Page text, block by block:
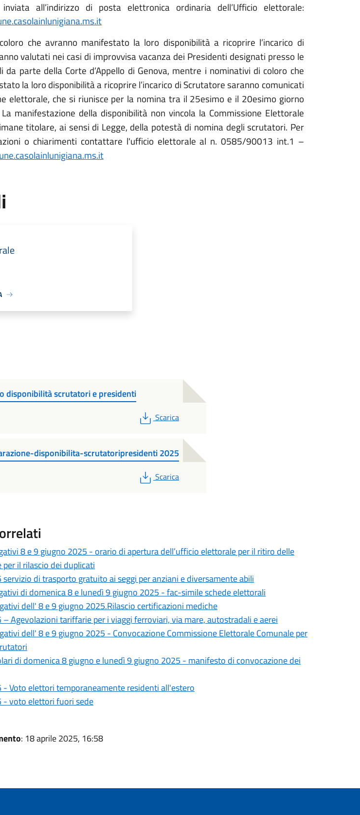
all’indirizzo di posta elettronica ordinaria dell’Ufficio elettorale:
che avranno manifestato la loro disponibilità a ricoprire l’incarico di
valutati nei casi di improvvisa vacanza dei Presidenti designati presso le
da parte della Corte d’Appello di Genova, mentre i nominativi di coloro che
la loro disponibilità a ricoprire l’incarico di Scrutatore saranno comunicati
elettorale, che si riunisce per la nomina tra il 25esimo e il 20esimo giorno
manifestazione della disponibilità non vincola la Commissione Elettorale
titolare, ai sensi di Legge, della potestà di nomina degli scrutatori. Per
o chiarimenti contattare l'ufficio elettorale al n. 0585/90013 int.1 –
disponibilità scrutatori e presidenti
PDF
Scarica
disponibilita-scrutatoripresidenti 2025
PDF
Scarica
8 e 9 giugno 2025 - orario di apertura dell’ufficio elettorale per il ritiro delle
il rilascio dei duplicati
di trasporto gratuito ai seggi per anziani e diversamente abili
di domenica 8 e lunedì 9 giugno 2025 - fac-simile schede elettorali
dell' 8 e 9 giugno 2025.Rilascio certificazioni mediche
Agevolazioni tariffarie per i viaggi ferroviari, via mare, autostradali e aerei
dell' 8 e 9 giugno 2025 - Convocazione Commissione Elettorale Comunale per
di domenica 8 giugno e lunedì 9 giugno 2025 - manifesto di convocazione dei
- Voto elettori temporaneamente residenti all'estero
- voto elettori fuori sede
: 18 aprile 2025, 16:58